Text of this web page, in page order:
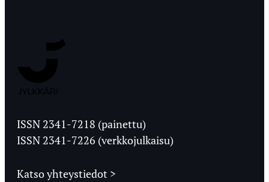
Ylioppilaslehti
ISSN 2341-7218 (painettu)
ISSN 2341-7226 (verkkojulkaisu)
Katso yhteystiedot >